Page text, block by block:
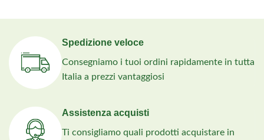
Spedizione veloce
Consegniamo i tuoi ordini rapidamente in tutta
Italia a prezzi vantaggiosi
Assistenza acquisti
Ti consigliamo quali prodotti acquistare in